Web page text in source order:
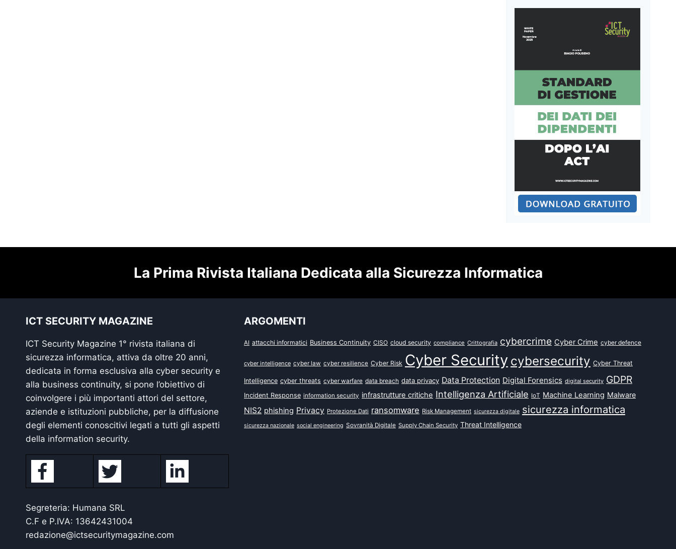
La Prima Rivista Italiana Dedicata alla Sicurezza Informatica
ICT SECURITY MAGAZINE
ICT Security Magazine 1° rivista italiana di
sicurezza informatica, attiva da oltre 20 anni,
dedicata in forma esclusiva alla cyber security e
alla business continuity, si pone l’obiettivo di
coinvolgere i più importanti attori del settore,
aziende e istituzioni pubbliche, per la diffusione
degli elementi conoscitivi legati a tutti gli aspetti
della information security.
Segreteria: Humana SRL
C.F e P.IVA: 13642431004
redazione@ictsecuritymagazine.com
ARGOMENTI
AI attacchi informatici Business Continuity CISO cloud security compliance Crittografia cybercrime Cyber Crime cyber defence
cyber intelligence cyber law cyber resilience Cyber Risk Cyber Security cybersecurity Cyber Threat
Intelligence cyber threats cyber warfare data breach data privacy Data Protection Digital Forensics digital security GDPR
Incident Response information security infrastrutture critiche Intelligenza Artificiale IoT Machine Learning Malware
NIS2 phishing Privacy Protezione Dati ransomware Risk Management sicurezza digitale sicurezza informatica
sicurezza nazionale social engineering Sovranità Digitale Supply Chain Security Threat Intelligence